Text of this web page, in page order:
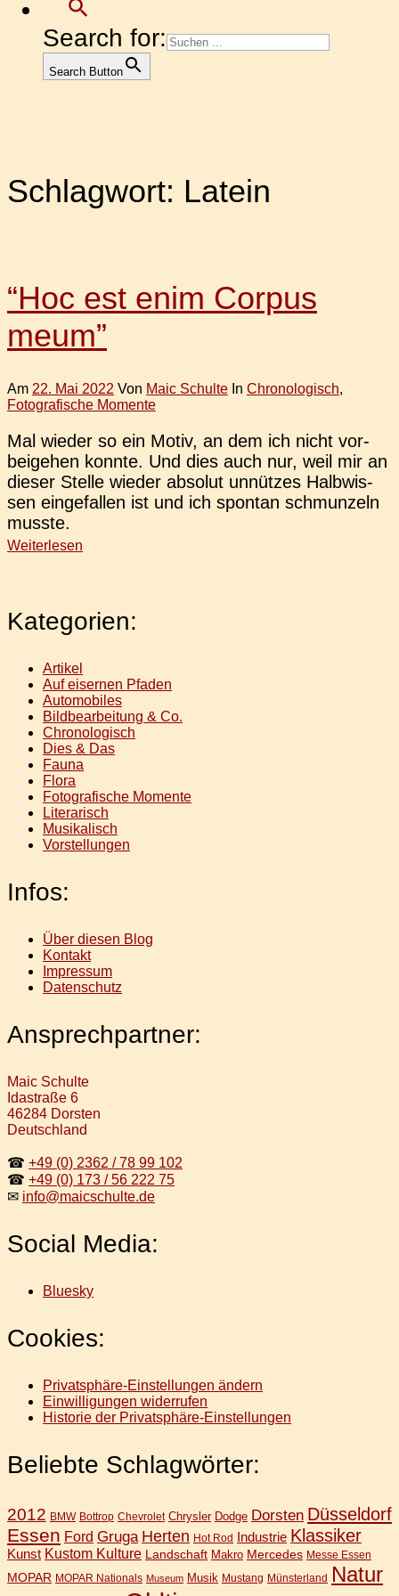
Search for:
Search Button
Schlagwort: Latein
“Hoc est enim Corpus
meum”
Am 22. Mai 2022 Von Maic Schulte In Chronologisch,
Fotografische Momente
Mal wieder so ein Motiv, an dem ich nicht vor­
bei­ge­hen konnte. Und dies auch nur, weil mir an
dieser Stelle wieder abso­lut unnüt­zes Halb­wis­
sen ein­ge­fal­len ist und ich spon­tan schmun­zeln
musste.
Weiterlesen
Kategorien:
Artikel
Auf eisernen Pfaden
Automobiles
Bildbearbeitung & Co.
Chronologisch
Dies & Das
Fauna
Flora
Fotografische Momente
Literarisch
Musikalisch
Vorstellungen
Infos:
Über diesen Blog
Kontakt
Impressum
Datenschutz
Ansprechpartner:
Maic Schulte
Idastraße 6
46284 Dorsten
Deutschland
☎ +49 (0) 2362 / 78 99 102
☎ +49 (0) 173 / 56 222 75
✉ info@maicschulte.de
Social Media:
Bluesky
Cookies:
Privatsphäre-Einstellungen ändern
Einwilligungen widerrufen
Historie der Privatsphäre-Einstellungen
Beliebte Schlagwörter:
2012 BMW Bottrop Chevrolet Chrysler Dodge Dorsten Düsseldorf
Essen Ford Gruga Herten Hot Rod Industrie Klassiker
Kunst Kustom Kulture Landschaft Makro Mercedes Messe Essen
MOPAR MOPAR Nationals Museum Musik Mustang Münsterland Natur